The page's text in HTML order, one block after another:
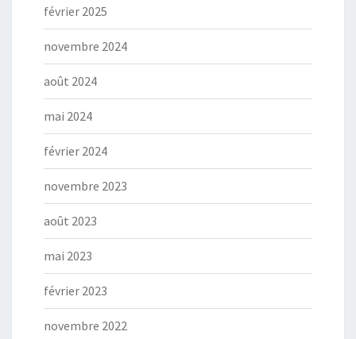
février 2025
novembre 2024
août 2024
mai 2024
février 2024
novembre 2023
août 2023
mai 2023
février 2023
novembre 2022